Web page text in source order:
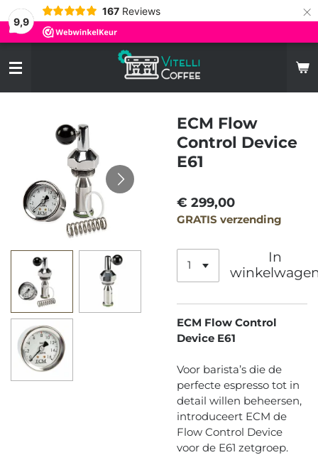
9,9
167 Reviews ×
ECM Flow
Control Device
E61
€ 299,00
GRATIS verzending
In
ECM Flow Control
Device E61
Voor barista’s die de
perfecte espresso tot in
detail willen beheersen,
introduceert ECM de
Flow Control Device
voor de E61 zetgroep.